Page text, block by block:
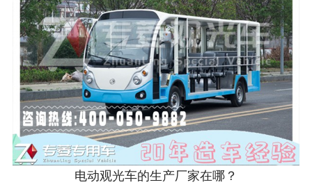
电动观光车的生产厂家在哪？